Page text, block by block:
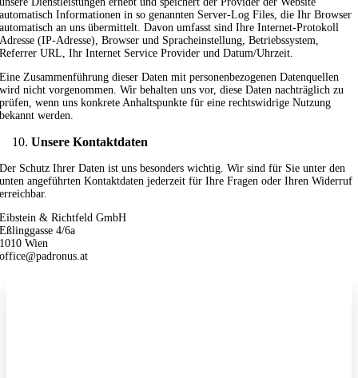
automatisch Informationen in so genannten Server-Log Files, die Ihr Browser
automatisch an uns übermittelt. Davon umfasst sind Ihre Internet-Protokoll
Adresse (IP-Adresse), Browser und Spracheinstellung, Betriebssystem,
Referrer URL, Ihr Internet Service Provider und Datum/Uhrzeit.
Eine Zusammenführung dieser Daten mit personenbezogenen Datenquellen
wird nicht vorgenommen. Wir behalten uns vor, diese Daten nachträglich zu
prüfen, wenn uns konkrete Anhaltspunkte für eine rechtswidrige Nutzung
bekannt werden.
Unsere Kontaktdaten
Der Schutz Ihrer Daten ist uns besonders wichtig. Wir sind für Sie unter den
unten angeführten Kontaktdaten jederzeit für Ihre Fragen oder Ihren Widerruf
erreichbar.
Eibstein & Richtfeld GmbH
Eßlinggasse 4/6a
1010 Wien
office@padronus.at